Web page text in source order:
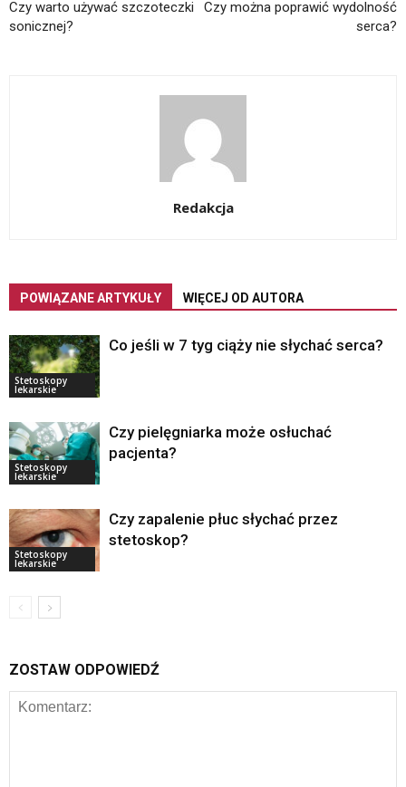
Czy warto używać szczoteczki
sonicznej?
Czy można poprawić wydolność
serca?
Redakcja
POWIĄZANE ARTYKUŁY WIĘCEJ OD AUTORA
Stetoskopy
lekarskie
Co jeśli w 7 tyg ciąży nie słychać serca?
Stetoskopy
lekarskie
Czy pielęgniarka może osłuchać
pacjenta?
Stetoskopy
lekarskie
Czy zapalenie płuc słychać przez
stetoskop?
ZOSTAW ODPOWIEDŹ